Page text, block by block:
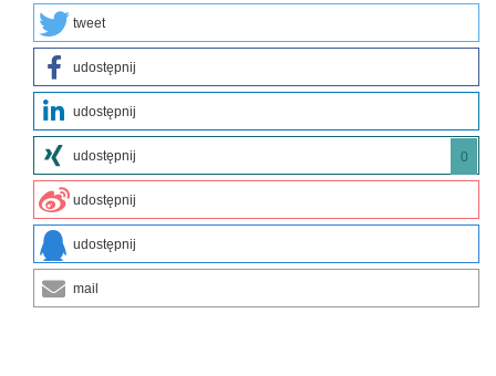
tweet
udostępnij
udostępnij
udostępnij 0
udostępnij
udostępnij
mail